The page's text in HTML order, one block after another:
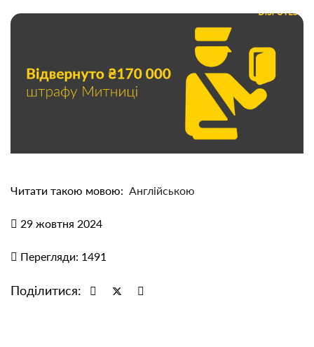
Читати такою мовою: Англійською
29 жовтня 2024
Перегляди: 1491
Поділитися: